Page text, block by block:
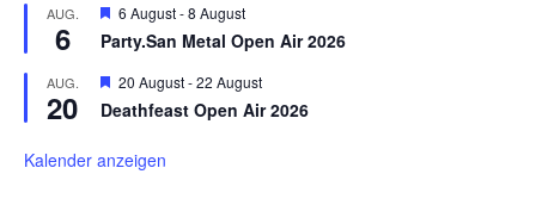
AUG.
6
H
r
o
r
h
6 August-8 August
Party.San Metal Open Air 2026
AUG.
20
H
r
o
20 August-22 August
Deathfeast Open Air 2026
Kalender anzeigen